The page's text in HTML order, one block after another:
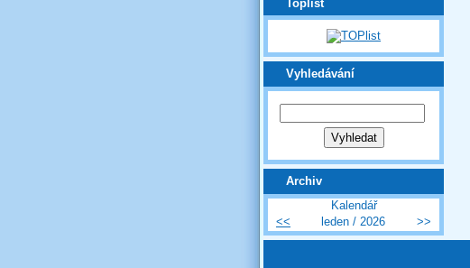
Toplist
Vyhledávání
Archiv
Kalendář
<<
leden / 2026 >>